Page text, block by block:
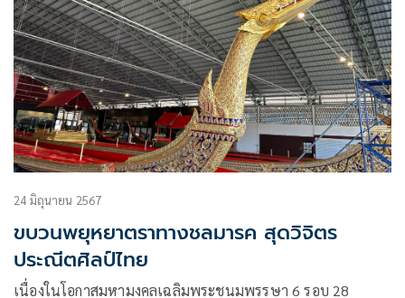
24 มิถุนายน 2567
ขบวนพยุหยาตราทางชลมารค สุดวิจิตร
ประณีตศิลป์ไทย
เนื่องในโอกาสมหามงคลเฉลิมพระชนมพรรษา 6 รอบ 28